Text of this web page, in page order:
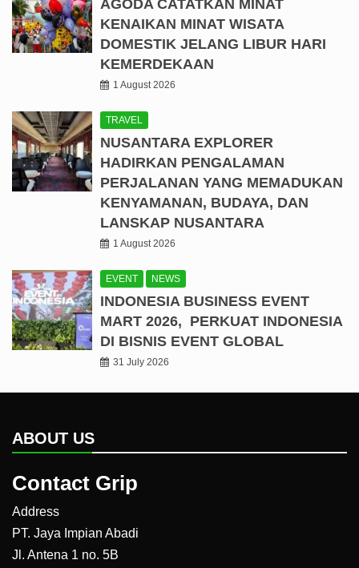
AGODA CATATKAN MINAT
KENAIKAN MINAT WISATA
DOMESTIK JELANG LIBUR HARI
KEMERDEKAAN
1 August 2026
TRAVEL
NUSANTARA EXPLORER
HADIRKAN PENGALAMAN
PERJALANAN YANG MEMADUKAN
KENYAMANAN, BUDAYA, DAN
LANSKAP NUSANTARA
1 August 2026
EVENT NEWS
INDONESIA BUSINESS EVENT
MART 2026, PERKUAT INDONESIA
DI BISNIS EVENT GLOBAL
31 July 2026
ABOUT US
Contact Grip
Address
PT. Jaya Impian Abadi
Jl. Antena 1 no. 5B